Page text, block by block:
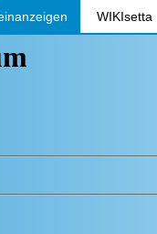
WIKIsetta